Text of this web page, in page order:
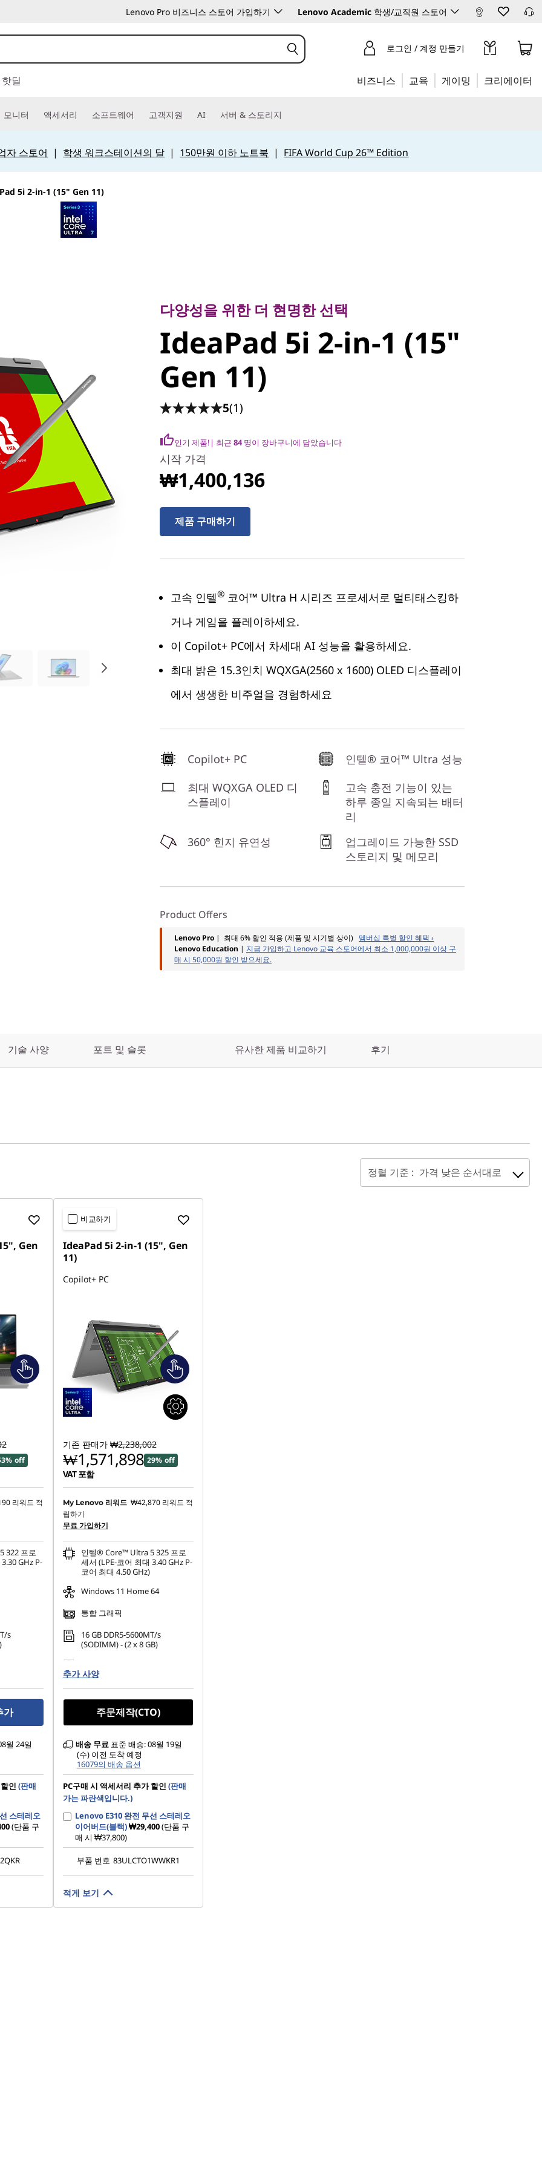
Lenovo Pro 비즈니스 스토어 가입하기 Lenovo Academic 학생/교직원 스토어
로그인 / 계정 만들기
핫딜 비즈니스 교육 게이밍 크리에이터
모니터 액세서리 소프트웨어 고객지원 AI 서버 & 스토리지
자 스토어 | 학생 워크스테이션의 달 | 150만원 이하 노트북 | FIFA World Cup 26™ Edition
5i 2-in-1 (15" Gen 11)
IdeaPad 5i 2-in-1
(15" Gen 11)
다양성을 위한 더 현명한 선택
IdeaPad 5i 2-in-1 (15"
Gen 11)
5(1)
인기 제품!| 최근 84명이 장바구니에 담았습니다
시작 가격
₩1,400,136
제품 구매하기
고속 인텔® 코어™ Ultra H 시리즈 프로세서로 멀티태스킹하
거나 게임을 플레이하세요.
이 Copilot+ PC에서 차세대 AI 성능을 활용하세요.
최대 밝은 15.3인치 WQXGA(2560 x 1600) OLED 디스플레이
에서 생생한 비주얼을 경험하세요
Copilot+ PC
인텔® 코어™ Ultra 성능
최대 WQXGA OLED 디
스플레이
고속 충전 기능이 있는
하루 종일 지속되는 배터
리
360° 힌지 유연성
업그레이드 가능한 SSD
스토리지 및 메모리
Product Offers
Lenovo Pro | 최대 6% 할인 적용 (제품 및 시기별 상이) 멤버십 특별 할인 혜택 ›
Lenovo Education | 지금 가입하고 Lenovo 교육 스토어에서 최소 1,000,000원 이상 구
매 시 50,000원 할인 받으세요.
기술 사양 포트 및 슬롯 유사한 제품 비교하기 후기
정렬 기준 : 가격 낮은 순서대로
Gen
off
리워드 적
322 프로
GHz P-
s
가
월 24일
인 (판매
스테레오
(단품 구
비교하기
IdeaPad 5i 2-in-1 (15", Gen
11)
Copilot+ PC
기존 판매가 ₩2,238,002
₩1,571,898 29% off
VAT 포함
My Lenovo 리워드 ₩42,870리워드 적
립하기
무료 가입하기
인텔® Core™ Ultra 5 325 프로
세서 (LPE-코어 최대 3.40 GHz P-
코어 최대 4.50 GHz)
Windows 11 Home 64
통합 그래픽
16 GB DDR5-5600MT/s
(SODIMM) - (2 x 8 GB)
Gen4 QLC
추가 사양
주문제작(CTO)
배송 무료표준 배송: 08월 19일
(수) 이전 도착 예정
16079의 배송 옵션
PC구매 시 액세서리 추가 할인 (판매
가는 파란색입니다.)
Lenovo E310 완전 무선 스테레오
이어버드(블랙)₩29,400(단품 구
매 시 ₩37,800)
부품 번호 83ULCTO1WWKR1
적게 보기